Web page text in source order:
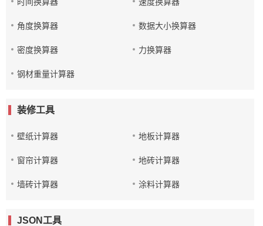
角度换算器 数据大小换算器
密度换算器 力换算器
钢材重量计算器
装修工具
壁纸计算器 地板计算器
窗帘计算器 地砖计算器
墙砖计算器 涂料计算器
JSON工具